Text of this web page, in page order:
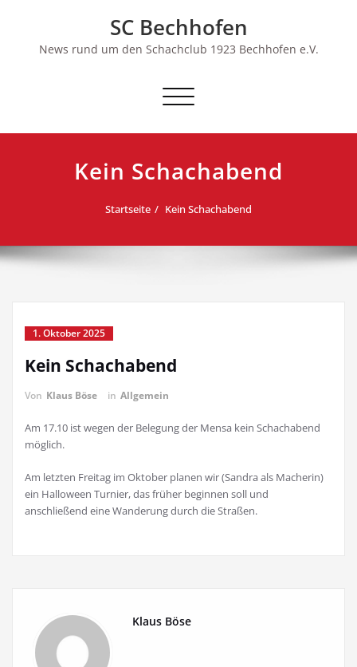
SC Bechhofen
News rund um den Schachclub 1923 Bechhofen e.V.
Schalte
Kein Schachabend
Startseite Kein Schachabend
1. Oktober 2025
Kein Schachabend
Von Klaus Böse in Allgemein
Am 17.10 ist wegen der Belegung der Mensa kein Schachabend
möglich.
Am letzten Freitag im Oktober planen wir (Sandra als Macherin)
ein Halloween Turnier, das früher beginnen soll und
anschließend eine Wanderung durch die Straßen.
Klaus Böse